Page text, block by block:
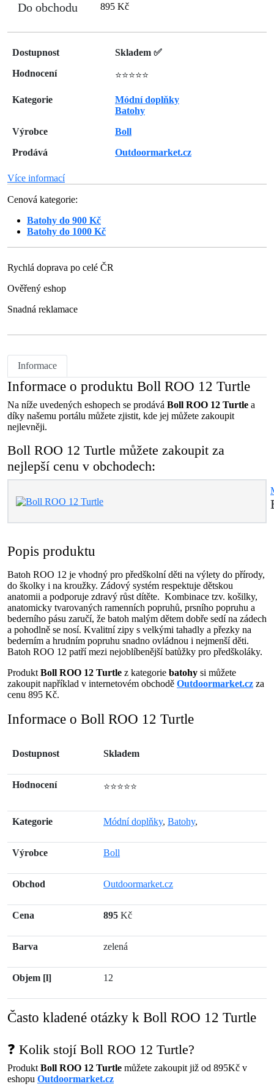
Do obchodu 895 Kč
Dostupnost
Skladem ✅
Hodnocení
⭐⭐⭐⭐⭐
Kategorie
Módní doplňky
Batohy
Výrobce
Boll
Prodává
Outdoormarket.cz
Více informací
Cenová kategorie:
Batohy do 900 Kč
Batohy do 1000 Kč
Rychlá doprava po celé ČR
Ověřený eshop
Snadná reklamace
Informace
Informace o produktu Boll ROO 12 Turtle
Na níže uvedených eshopech se prodává Boll ROO 12 Turtle a
díky našemu portálu můžete zjistit, kde jej můžete zakoupit
nejlevněji.
Boll ROO 12 Turtle můžete zakoupit za
nejlepší cenu v obchodech:
Popis produktu
Batoh ROO 12 je vhodný pro předškolní děti na výlety do přírody,
do školky i na kroužky. Zádový systém respektuje dětskou
anatomii a podporuje zdravý růst dítěte. Kombinace tzv. košilky,
anatomicky tvarovaných ramenních popruhů, prsního popruhu a
bederního pásu zaručí, že batoh malým dětem dobře sedí na zádech
a pohodlně se nosí. Kvalitní zipy s velkými tahadly a přezky na
bederním a hrudním popruhu snadno ovládnou i nejmenší děti.
Batoh ROO 12 patří mezi nejoblíbenější batůžky pro předškoláky.
Produkt Boll ROO 12 Turtle z kategorie batohy si můžete
zakoupit například v internetovém obchodě Outdoormarket.cz za
cenu 895 Kč.
Informace o Boll ROO 12 Turtle
Dostupnost Skladem
Hodnocení ⭐⭐⭐⭐⭐
Kategorie Módní doplňky, Batohy,
Výrobce Boll
Obchod Outdoormarket.cz
Cena 895 Kč
Barva zelená
Objem [l] 12
Často kladené otázky k Boll ROO 12 Turtle
❓ Kolik stojí Boll ROO 12 Turtle?
Produkt Boll ROO 12 Turtle můžete zakoupit již od 895Kč v
eshopu Outdoormarket.cz